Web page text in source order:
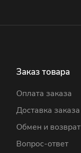
Заказ товара
Оплата заказа
Доставка заказа
Обмен и возврат
Вопрос-ответ